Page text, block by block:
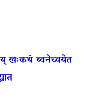
खःकथं ब्वनेच्वयेत